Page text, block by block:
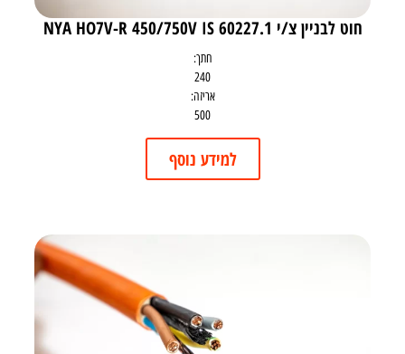
חוט לבניין צ/י NYA HO7V-R 450/750V IS 60227.1
חתך:
240
אריזה:
500
למידע נוסף